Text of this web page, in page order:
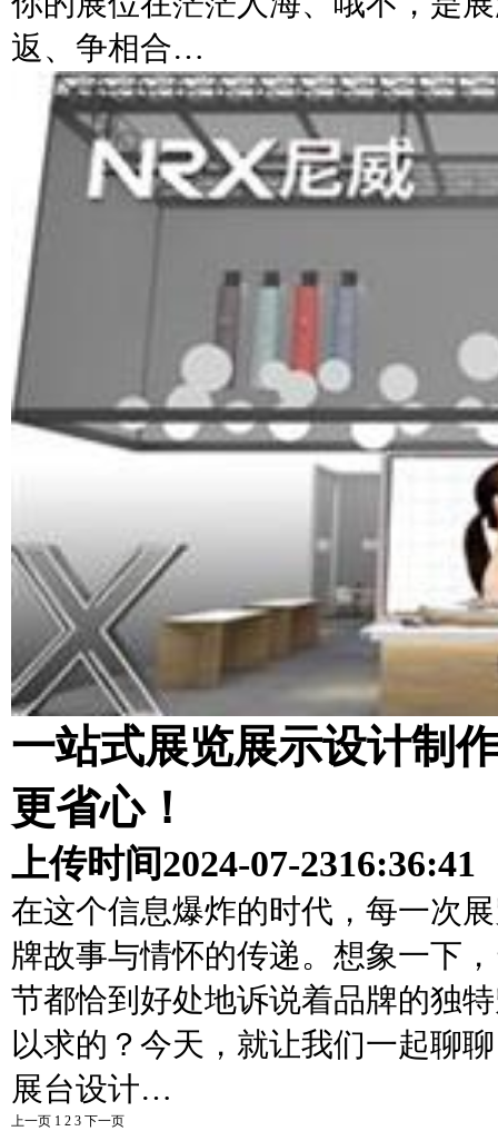
返、争相合…
一站式展览展示设计制
更省心！
上传时间2024-07-2316:36:41
在这个信息爆炸的时代，每一次
牌故事与情怀的传递。想象一下
节都恰到好处地诉说着品牌的独
以求的？今天，就让我们一起聊
展台设计…
上一页 1 2 3 下一页